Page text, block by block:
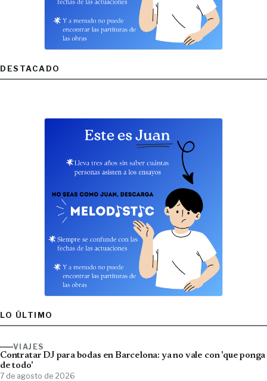
DESTACADO
LO ÚLTIMO
VIAJES
Contratar DJ para bodas en Barcelona: ya no vale con 'que ponga
de todo'
7 de agosto de 2026